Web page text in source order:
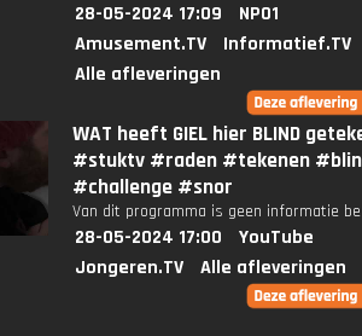
28-05-2024 17:09
NPO1
Amusement.TV
Informatief.TV
Alle afleveringen
WAT heeft GIEL hier BLIND
#stuktv #raden #tekenen
#challenge #snor
Van dit programma is geen informatie
28-05-2024 17:00
YouTube
Jongeren.TV
Alle afleveringen